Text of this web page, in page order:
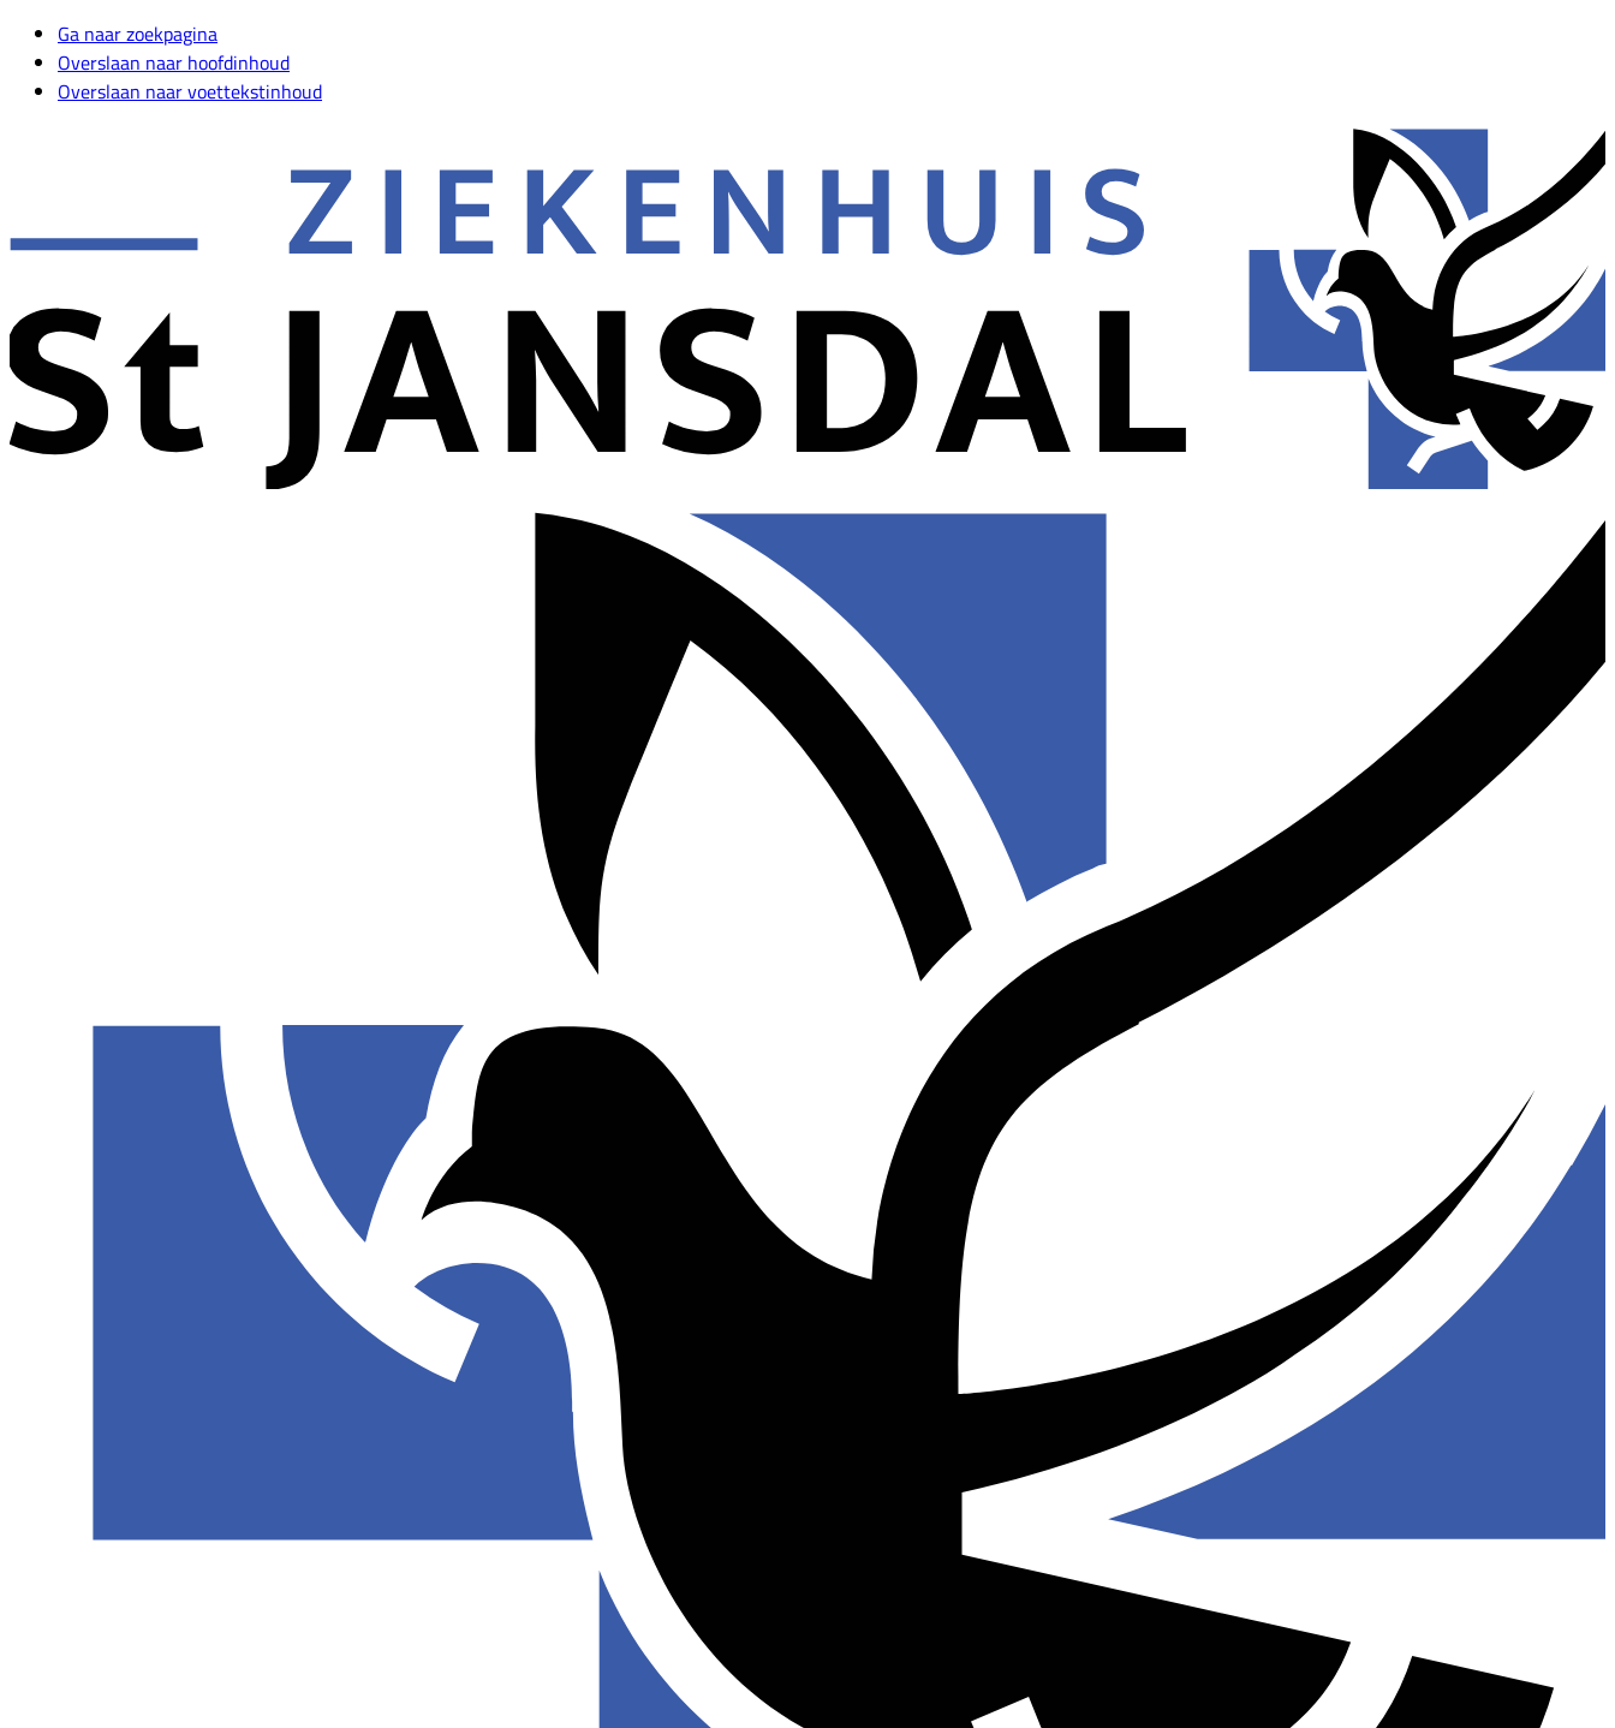
Ga naar zoekpagina
Overslaan naar hoofdinhoud
Overslaan naar voettekstinhoud